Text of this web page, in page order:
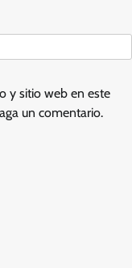
y sitio web en este
un comentario.